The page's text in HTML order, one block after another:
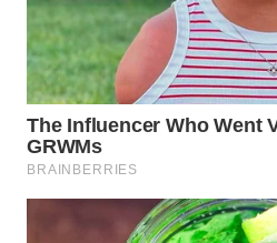
WN
SEMARANG
WN
SOLO
WN
BOROBUDUR